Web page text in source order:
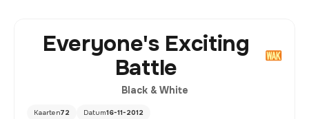
Everyone's Exciting
Battle
Black & White
Kaarten72 Datum16-11-2012